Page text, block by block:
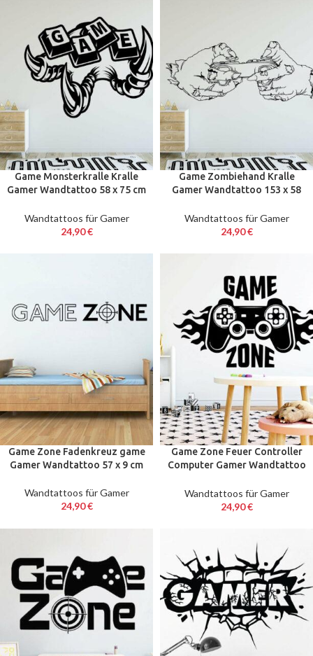
Game Monsterkralle Kralle
Gamer Wandtattoo 58 x 75 cm
Wandtattoos für Gamer
24,90€
Game Zombiehand Kralle
Gamer Wandtattoo 153 x 58
Wandtattoos für Gamer
24,90€
Game Zone Fadenkreuz game
Gamer Wandtattoo 57 x 9 cm
Wandtattoos für Gamer
24,90€
Game Zone Feuer Controller
Computer Gamer Wandtattoo
Wandtattoos für Gamer
24,90€